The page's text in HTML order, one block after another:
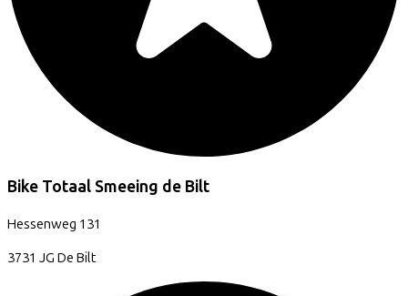
Bike Totaal Smeeing de Bilt
Hessenweg 131
3731 JG De Bilt